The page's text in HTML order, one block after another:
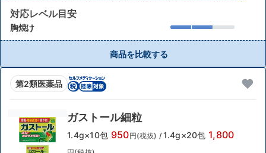
対応レベル目安
胸焼け
商品を比較する
第2類医薬品
ガストール細粒
1.4g×10包 950円(税抜) / 1.4g×20包 1,800